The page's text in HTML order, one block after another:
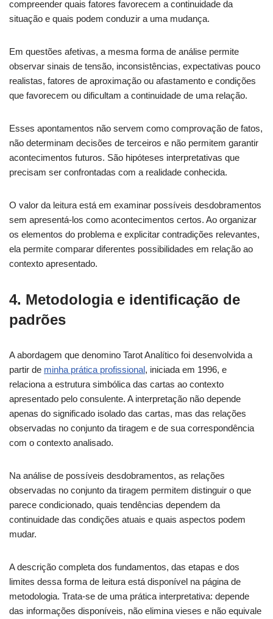
compreender quais fatores favorecem a continuidade da
situação e quais podem conduzir a uma mudança.
Em questões afetivas, a mesma forma de análise permite
observar sinais de tensão, inconsistências, expectativas pouco
realistas, fatores de aproximação ou afastamento e condições
que favorecem ou dificultam a continuidade de uma relação.
Esses apontamentos não servem como comprovação de fatos,
não determinam decisões de terceiros e não permitem garantir
acontecimentos futuros. São hipóteses interpretativas que
precisam ser confrontadas com a realidade conhecida.
O valor da leitura está em examinar possíveis desdobramentos
sem apresentá-los como acontecimentos certos. Ao organizar
os elementos do problema e explicitar contradições relevantes,
ela permite comparar diferentes possibilidades em relação ao
contexto apresentado.
4. Metodologia e identificação de
padrões
A abordagem que denomino Tarot Analítico foi desenvolvida a
partir de minha prática profissional, iniciada em 1996, e
relaciona a estrutura simbólica das cartas ao contexto
apresentado pelo consulente. A interpretação não depende
apenas do significado isolado das cartas, mas das relações
observadas no conjunto da tiragem e de sua correspondência
com o contexto analisado.
Na análise de possíveis desdobramentos, as relações
observadas no conjunto da tiragem permitem distinguir o que
parece condicionado, quais tendências dependem da
continuidade das condições atuais e quais aspectos podem
mudar.
A descrição completa dos fundamentos, das etapas e dos
limites dessa forma de leitura está disponível na página de
metodologia. Trata-se de uma prática interpretativa: depende
das informações disponíveis, não elimina vieses e não equivale